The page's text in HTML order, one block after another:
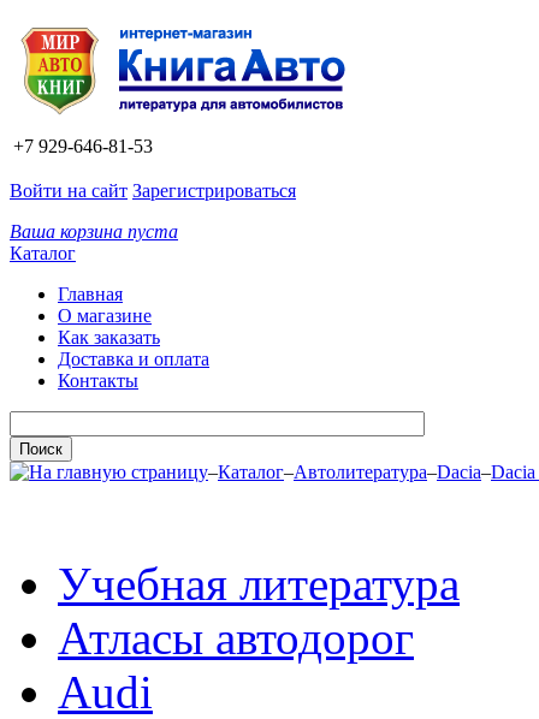
+7 929-646-81-53
Войти на сайт Зарегистрироваться
Ваша корзина пуста
Каталог
Главная
О магазине
Как заказать
Доставка и оплата
Контакты
–Каталог–Автолитература–Dacia–
Учебная литература
Атласы автодорог
Audi